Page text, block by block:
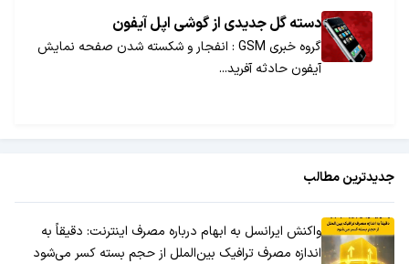
دسته گل جدیدی از گوشی اپل آیفون
گروه خبری GSM : انفجار و شکسته شدن صفحه نمایش
آیفون حادثه آفرید...
جدیدترین مطالب
واکنش ایرانسل به ابهام درباره مصرف اینترنت: دقیقاً به
اندازه مصرف ترافیک بین‌الملل از حجم بسته کسر می‌شود